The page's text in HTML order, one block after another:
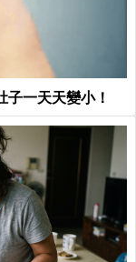
一天天變小！